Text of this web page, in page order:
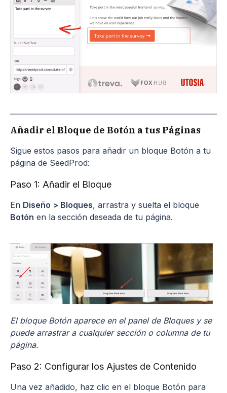
Añadir el Bloque de Botón a tus Páginas
Sigue estos pasos para añadir un bloque Botón a tu
página de SeedProd:
Paso 1: Añadir el Bloque
En Diseño > Bloques, arrastra y suelta el bloque
Botón en la sección deseada de tu página.
El bloque Botón aparece en el panel de Bloques y se
puede arrastrar a cualquier sección o columna de tu
página.
Paso 2: Configurar los Ajustes de Contenido
Una vez añadido, haz clic en el bloque Botón para